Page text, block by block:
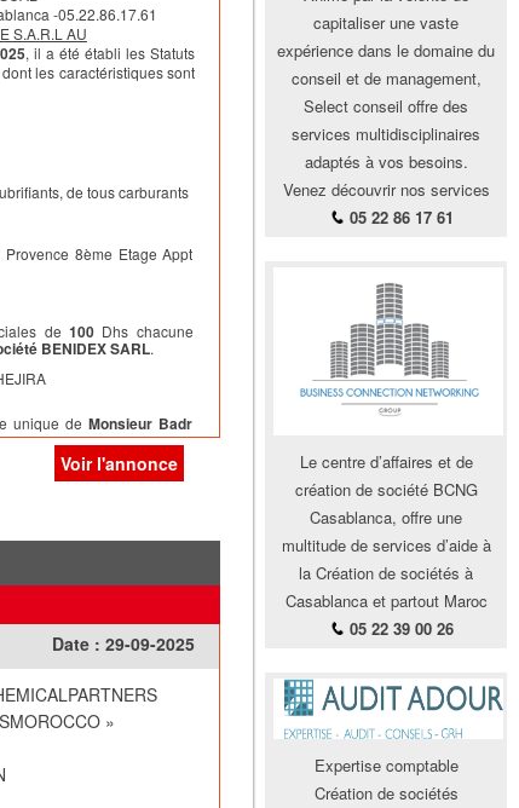
capitaliser une vaste
expérience dans le domaine du
conseil et de management,
Select conseil offre des
services multidisciplinaires
adaptés à vos besoins.
Venez découvrir nos services
05 22 86 17 61
Le centre d’affaires et de
création de société BCNG
Casablanca, offre une
multitude de services d’aide à
la Création de sociétés à
Casablanca et partout Maroc
05 22 39 00 26
Expertise comptable
Création de sociétés
-05.22.86.17.61
S.A.R.L AU
, il a été établi les Statuts
les caractéristiques sont
de tous carburants
8ème Etage Appt
de 100 Dhs chacune
BENIDEX SARL.
unique deMonsieur Badr
chaque année.
Voir l'annonce
Date :29-09-2025
»